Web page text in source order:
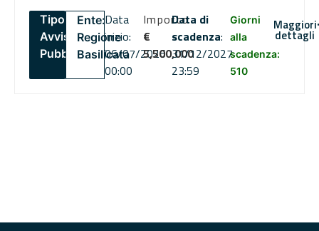
Tipo:
Avviso
Pubblico
Ente:
Regione
Basilicata
Data
inizio:
06/07/2026
00:00
Importo
€
5,500,000
Data di
scadenza:
31/12/2027
23:59
Giorni
alla
scadenza:
510
Maggiori
dettagli